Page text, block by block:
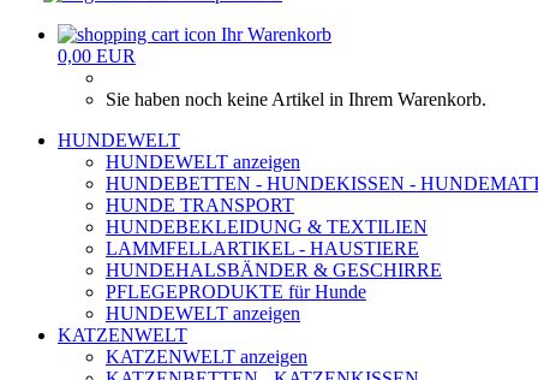
Ihr Warenkorb
0,00 EUR
Sie haben noch keine Artikel in Ihrem Warenkorb.
HUNDEWELT
HUNDEWELT anzeigen
HUNDEBETTEN - HUNDEKISSEN -
HUNDE TRANSPORT
HUNDEBEKLEIDUNG & TEXTILIEN
LAMMFELLARTIKEL - HAUSTIERE
HUNDEHALSBÄNDER & GESCHIRRE
PFLEGEPRODUKTE für Hunde
HUNDEWELT anzeigen
KATZENWELT
KATZENWELT anzeigen